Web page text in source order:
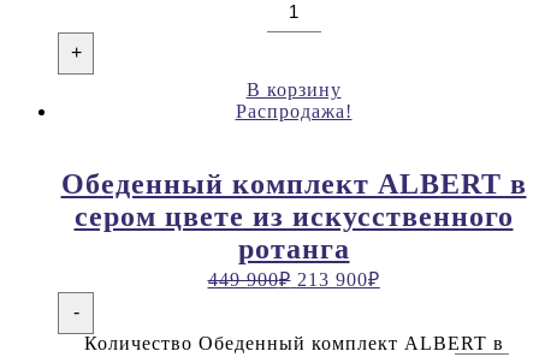
+
В корзину
Распродажа!
Обеденный комплект ALBERT в
сером цвете из искусственного
ротанга
449 900₽ 213 900₽
-
Количество Обеденный комплект ALBERT в